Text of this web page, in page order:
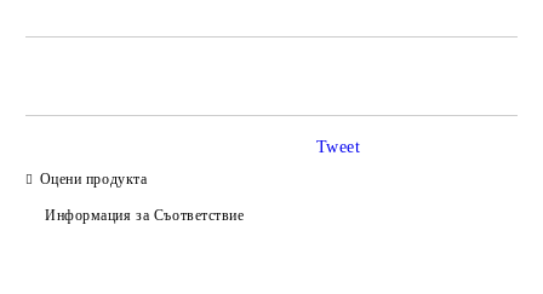
Съгласен съм сПолитиката за лични данни
Оцени продукта
Информация за Съответствие
Tweet